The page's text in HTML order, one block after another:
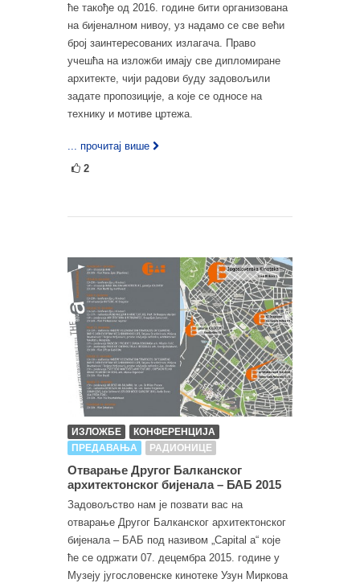
ће такође од 2016. године бити организована
на бијеналном нивоу, уз надамо се све већи
број заинтересованих излагача. Право
учешћа на изложби имају све дипломиране
архитекте, чији радови буду задовољили
задате пропозиције, а које се односе на
технику и мотиве цртежа.
... прочитај више
2
ИЗЛОЖБЕ
КОНФЕРЕНЦИЈА
ПРЕДАВАЊА
РАДИОНИЦЕ
Отварање Другог Балканског
архитектонског бијенала – БАБ 2015
Задовољство нам је позвати вас на
отварање Другог Балканског архитектонског
бијенала – БАБ под називом „Capital a“ које
ће се одржати 07. децембра 2015. године у
Музеју југословенске кинотеке Узун Миркова